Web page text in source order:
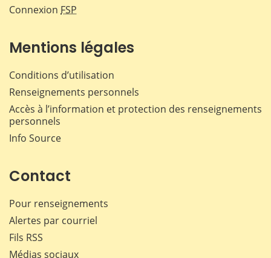
Connexion FSP
Mentions légales
Conditions d’utilisation
Renseignements personnels
Accès à l’information et protection des renseignements
personnels
Info Source
Contact
Pour renseignements
Alertes par courriel
Fils RSS
Médias sociaux